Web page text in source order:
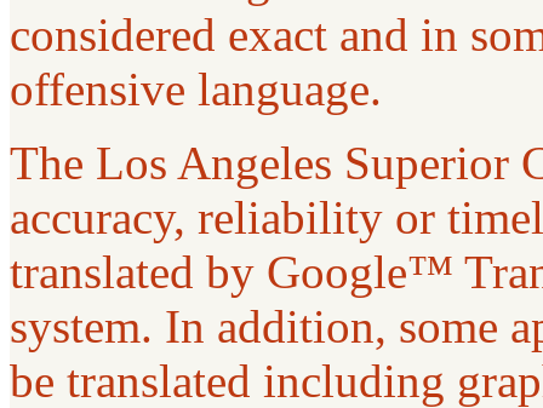
considered exact and in
offensive language.
The Los Angeles Superior
accuracy, reliability or
translated by Google™
system. In addition, some
be translated including